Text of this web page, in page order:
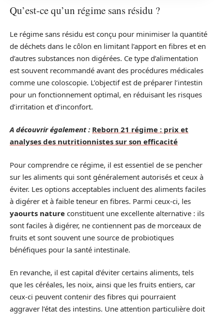
Qu’est-ce qu’un régime sans résidu ?
Le régime sans résidu est conçu pour minimiser la quantité
de déchets dans le côlon en limitant l’apport en fibres et en
d’autres substances non digérées. Ce type d’alimentation
est souvent recommandé avant des procédures médicales
comme une coloscopie. L’objectif est de préparer l’intestin
pour un fonctionnement optimal, en réduisant les risques
d’irritation et d’inconfort.
A découvrir également : Reborn 21 régime : prix et
analyses des nutritionnistes sur son efficacité
Pour comprendre ce régime, il est essentiel de se pencher
sur les aliments qui sont généralement autorisés et ceux à
éviter. Les options acceptables incluent des aliments faciles
à digérer et à faible teneur en fibres. Parmi ceux-ci, les
yaourts nature constituent une excellente alternative : ils
sont faciles à digérer, ne contiennent pas de morceaux de
fruits et sont souvent une source de probiotiques
bénéfiques pour la santé intestinale.
En revanche, il est capital d’éviter certains aliments, tels
que les céréales, les noix, ainsi que les fruits entiers, car
ceux-ci peuvent contenir des fibres qui pourraient
aggraver l’état des intestins. Une attention particulière doit